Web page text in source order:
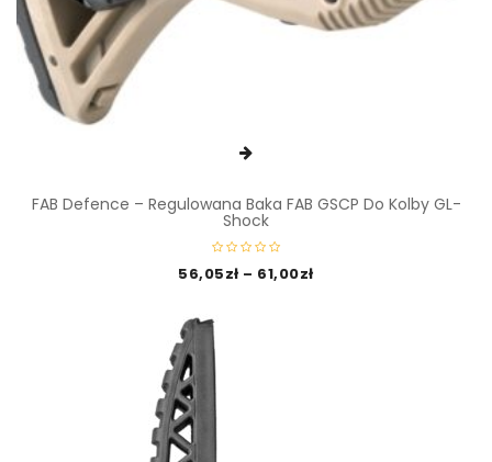
FAB Defence – Regulowana Baka FAB GSCP Do Kolby GL-
Shock
56,05zł – 61,00zł